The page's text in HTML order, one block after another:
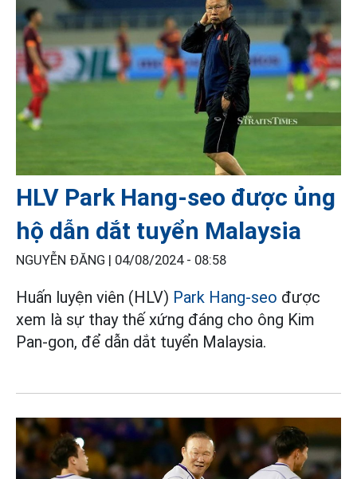
HLV Park Hang-seo được ủng
hộ dẫn dắt tuyển Malaysia
NGUYỄN ĐĂNG | 04/08/2024 - 08:58
Huấn luyện viên (HLV) Park Hang-seo được
xem là sự thay thế xứng đáng cho ông Kim
Pan-gon, để dẫn dắt tuyển Malaysia.